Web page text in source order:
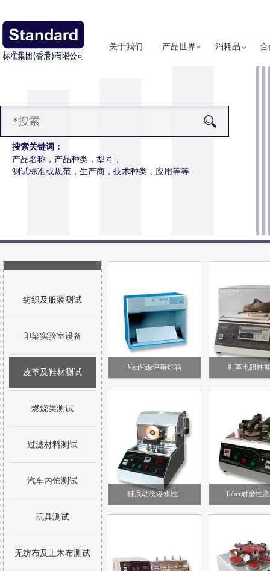
关于我们 产品世界 消耗品 合
搜索关键词：
产品名称，产品种类，型号，
测试标准或规范，生产商，技术种类，应用等等
纺织及服装测试
印染实验室设备
皮革及鞋材测试
燃烧类测试
过滤材料测试
汽车内饰测试
玩具测试
无纺布及土木布测试
VeriVide评审灯箱 鞋革电阻性
鞋底动态渗水性.. Taber耐磨性